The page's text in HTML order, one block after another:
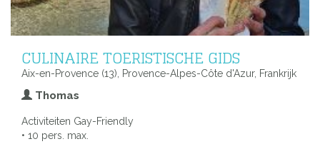
CULINAIRE TOERISTISCHE GIDS
Aix-en-Provence (13), Provence-Alpes-Côte d'Azur, Frankrijk
Thomas
Activiteiten Gay-Friendly
• 10 pers. max.